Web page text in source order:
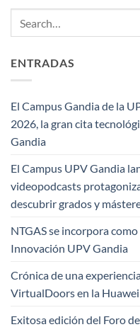
ENTRADAS
El Campus Gandia de la
2026, la gran cita
Gandia
El Campus UPV Gandia
videopodcasts
descubrir grados y
NTGAS se incorpora
Innovación UPV Gandia
Crónica de una
VirtualDoors en la
Exitosa edición del Foro